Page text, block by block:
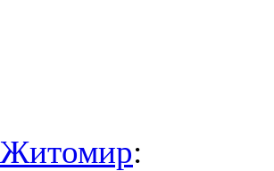
Житомир: